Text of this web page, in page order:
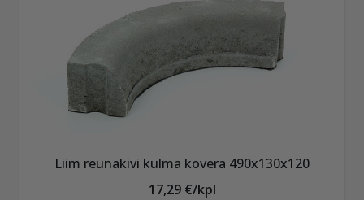
Liim reunakivi kulma kovera 490x130x120
17,29 €/kpl